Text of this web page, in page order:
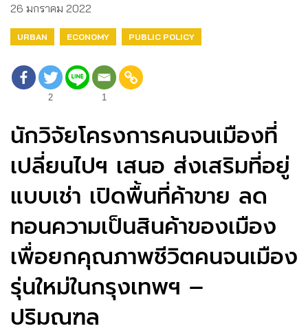
26 มกราคม 2022
URBAN ECONOMY PUBLIC POLICY
2 1
นักวิจัยโครงการคนจนเมืองที่
เปลี่ยนไปฯ เสนอ ส่งเสริมที่อยู่
แบบเช่า เปิดพื้นที่ค้าขาย ลด
ทอนความเป็นสินค้าของเมือง
เพื่อยกคุณภาพชีวิตคนจนเมือง
รุ่นใหม่ในกรุงเทพฯ –
ปริมณฑล